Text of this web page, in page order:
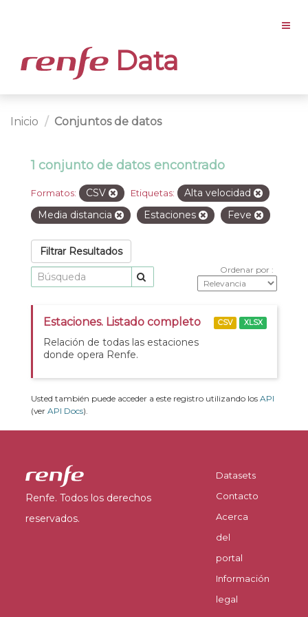
Data
Inicio Conjuntos de datos
1 conjunto de datos encontrado
Formatos: CSV Etiquetas:
Alta velocidad
Media distancia
Estaciones Feve
Filtrar Resultados
Ordenar por
Estaciones. Listado completo
Relación de todas las estaciones
donde opera Renfe.
CSV XLSX
Usted también puede acceder a este registro utilizando los API
(ver API Docs).
Renfe. Todos los derechos
reservados.
Datasets
Contacto
Acerca
del
portal
Información
legal